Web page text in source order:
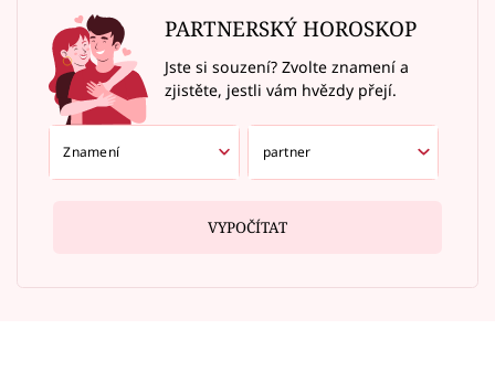
PARTNERSKÝ HOROSKOP
Jste si souzení? Zvolte znamení a
zjistěte, jestli vám hvězdy přejí.
VYPOČÍTAT